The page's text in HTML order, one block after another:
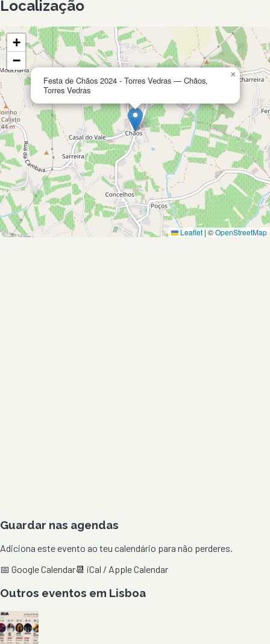
Localização
Festa de Chãos 2024 - Torres Vedras — Chãos,
Torres Vedras
×
+
−
Leaflet | ©OpenStreetMap
Guardar nas agendas
Adiciona este evento ao teu calendário para não perderes.
📅 Google Calendar📆 iCal / Apple Calendar
Outros eventos em Lisboa